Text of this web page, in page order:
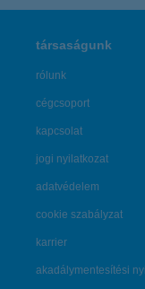
társaságunk
rólunk
cégcsoport
kapcsolat
jogi nyilatkozat
adatvédelem
cookie szabályzat
karrier
akadálymentesítési